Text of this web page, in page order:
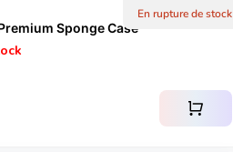
En rupture de stock
Sponge Case
shopping_cart